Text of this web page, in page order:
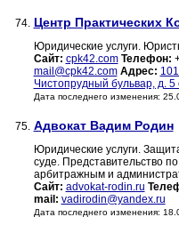
74. Центр Практических
Юридические услуги.
Сайт: cpk42.com Телефон:
mail@cpk42.com Адрес:
Чистопрудный бульвар, д.
Дата последнего изменения:
75. Адвокат Вадим Родин
Юридические услуги.
суде. Представительство
арбитражным и
Сайт: advokat-rodin.ru
mail: vadirodin@yandex.ru
Дата последнего изменения: